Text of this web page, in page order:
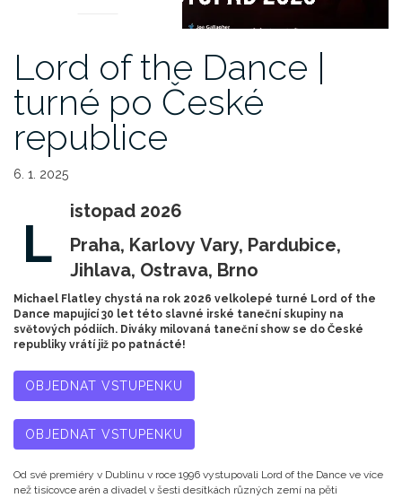
Lord of the Dance |
turné po České
republice
6. 1. 2025
L
istopad 2026
Praha, Karlovy Vary, Pardubice,
Jihlava, Ostrava, Brno
Michael Flatley chystá na rok 2026 velkolepé turné Lord of the
Dance mapující 30 let této slavné irské taneční skupiny na
světových pódiích. Diváky milovaná taneční show se do České
republiky vrátí již po patnácté!
OBJEDNAT VSTUPENKU
OBJEDNAT VSTUPENKU
Od své premiéry v Dublinu v roce 1996 vystupovali Lord of the Dance ve více
než tisícovce arén a divadel v šesti desítkách různých zemí na pěti